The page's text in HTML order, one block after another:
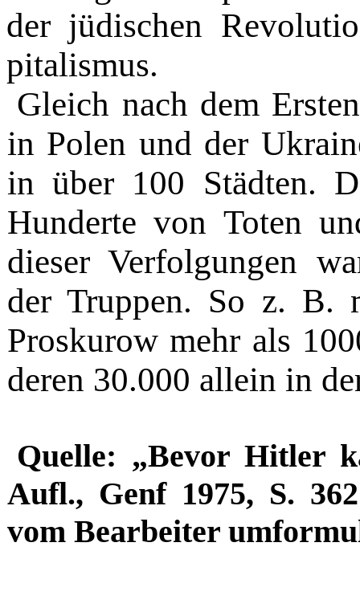
der jüdischen
pitalismus.
Gleich nach dem
in Polen und der
in über 100 Städ­ten.
Hunderte von Toten
dieser Verfolgungen
der Truppen. So z. B.
Proskurow mehr als
deren 30.000 allein in
Quelle: „Bevor Hitler
Aufl., Genf 1975, S.
vom Bearbeiter